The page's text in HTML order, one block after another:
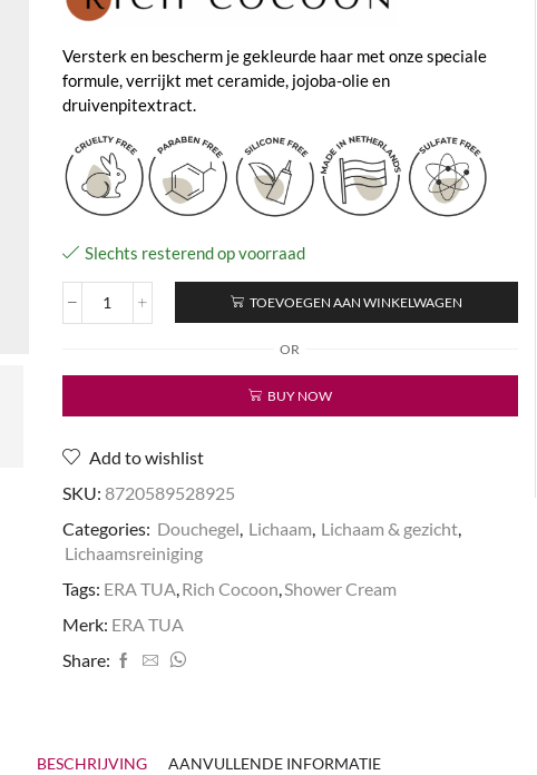
Versterk en bescherm je gekleurde haar met onze speciale
formule, verrijkt met ceramide, jojoba-olie en
druivenpitextract.
Slechts resterend op voorraad
Rich
Shower
aantal
TOEVOEGEN AAN WINKELWAGEN
OR
BUY NOW
Add to wishlist
SKU: 8720589528925
Categories: Douchegel, Lichaam, Lichaam & gezicht,
Lichaamsreiniging
Tags: ERA TUA,Rich Cocoon,Shower Cream
Merk: ERA TUA
Share:
BESCHRIJVING AANVULLENDE INFORMATIE